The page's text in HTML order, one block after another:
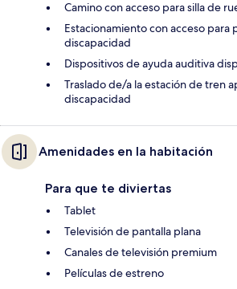
Camino con acceso para silla de
Estacionamiento con acceso para
discapacidad
Dispositivos de ayuda auditiva
Traslado de/a la estación de tren
discapacidad
Amenidades en la habitación
Para que te diviertas
Tablet
Televisión de pantalla plana
Canales de televisión premium
Películas de estreno